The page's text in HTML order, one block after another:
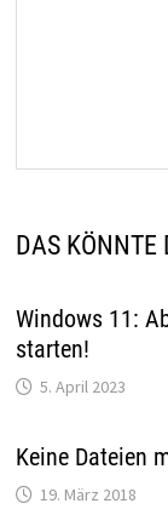
DAS KÖNNTE
Windows 11:
starten!
5. April 2023
Keine Dateien
19. März 2018